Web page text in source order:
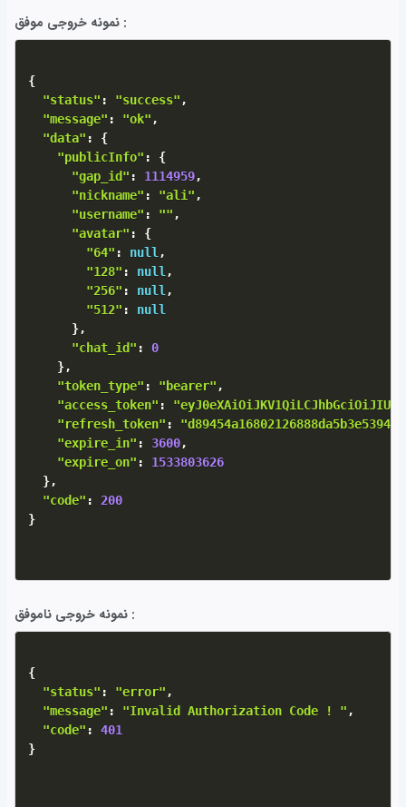
نمونه خروجی موفق :
{
"status" : "success" ,
"message" : "ok" ,
"data" :
{
"publicInfo" :
{
"gap_id" : 1114959,
"nickname" : "ali" ,
"username" : "" ,
"avatar" :
{
"64" : null ,
"128" : null ,
"256" : null ,
"512" :
null
},
"chat_id" :
0
},
"token_type" : "bearer" ,
"access_token" :
"refresh_token" :
"expire_in" : 3600,
"expire_on" :
1533803626
},
"code" :
200
}
نمونه خروجی ناموفق :
{
"status" : "error" ,
"message" : "Invalid Authorization Code ! " ,
"code" :
401
}